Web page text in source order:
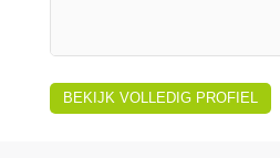
BEKIJK VOLLEDIG PROFIEL